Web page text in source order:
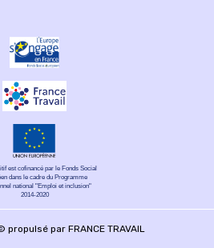
est cofinancé par le Fonds Social
dans le cadre du Programme
national "Emploi et inclusion"
2014-2020
par FRANCE TRAVAIL